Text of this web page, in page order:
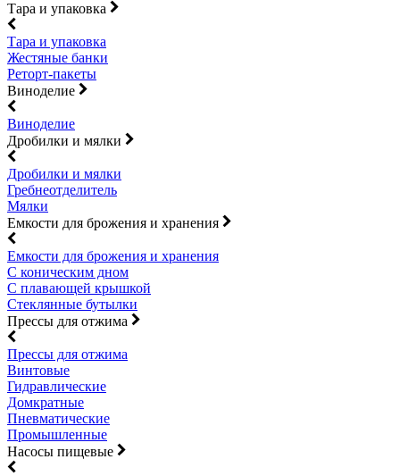
Тара и упаковка
Тара и упаковка
Жестяные банки
Реторт-пакеты
Виноделие
Виноделие
Дробилки и мялки
Дробилки и мялки
Гребнеотделитель
Мялки
Емкости для брожения и хранения
Емкости для брожения и хранения
С коническим дном
С плавающей крышкой
Стеклянные бутылки
Прессы для отжима
Прессы для отжима
Винтовые
Гидравлические
Домкратные
Пневматические
Промышленные
Насосы пищевые